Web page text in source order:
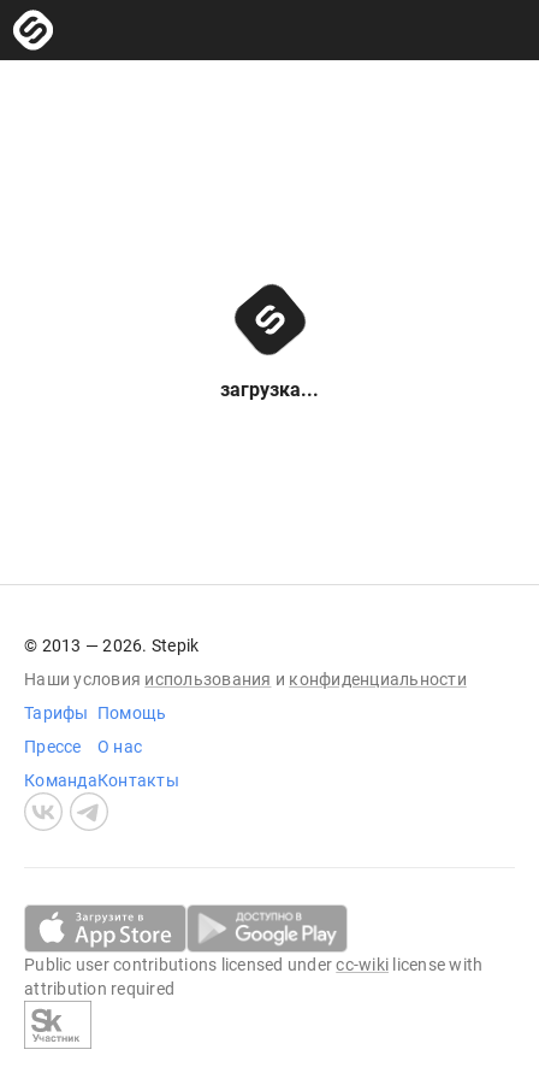
загрузка...
© 2013 — 2026. Stepik
Наши условия использования и конфиденциальности
Тарифы
Прессе
Команда
Помощь
О нас
Контакты
Public user contributions licensed undercc-wiki license with
attribution required